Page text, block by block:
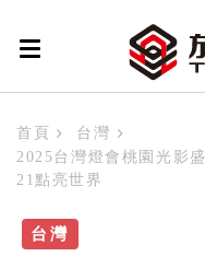
首頁
台灣
2025台灣燈會桃園光影
21點亮世界
台灣